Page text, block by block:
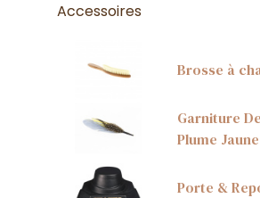
Accessoires
Brosse à
Garniture
Plume Jaune
Porte &